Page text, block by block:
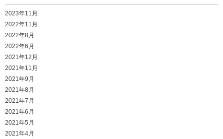
2023年11月
2022年11月
2022年8月
2022年6月
2021年12月
2021年11月
2021年9月
2021年8月
2021年7月
2021年6月
2021年5月
2021年4月